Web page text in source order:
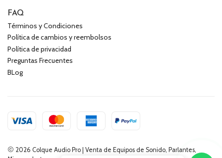
FAQ
Términos y Condiciones
Política de cambios y reembolsos
Política de privacidad
Preguntas Frecuentes
BLog
2026 Colque Audio Pro | Venta de Equipos de Sonido, Parlantes,